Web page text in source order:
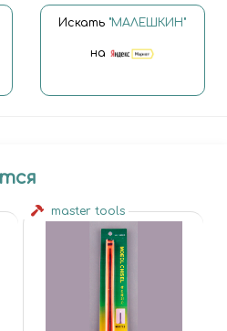
Искать "МАЛЕШКИН"
на
master tools